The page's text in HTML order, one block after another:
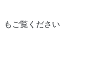
もご覧ください